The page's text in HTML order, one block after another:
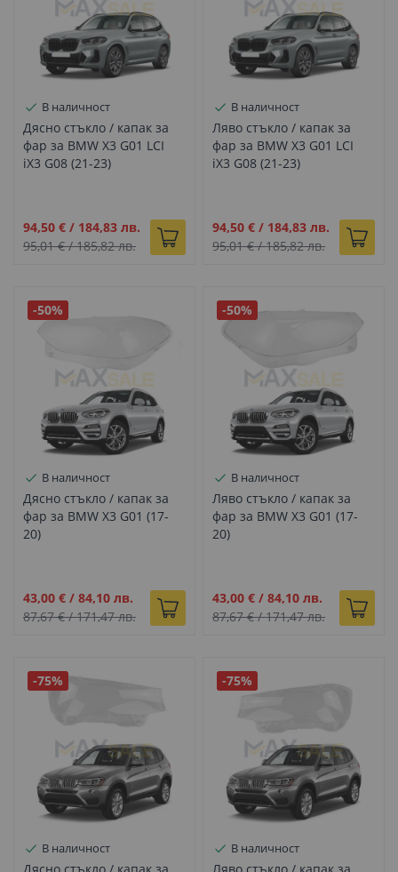
В наличност
Дясно стъкло / капак за
фар за BMW X3 G01 LCI
iX3 G08 (21-23)
Промо
цена
94,50 € / 184,83 лв.
95,01 €/185,82 лв.
В наличност
Ляво стъкло / капак за
фар за BMW X3 G01 LCI
iX3 G08 (21-23)
Промо
цена
94,50 € / 184,83 лв.
95,01 €/185,82 лв.
-50%
В наличност
Дясно стъкло / капак за
фар за BMW X3 G01 (17-
20)
Промо
цена
43,00 € / 84,10 лв.
87,67 €/171,47 лв.
-50%
В наличност
Ляво стъкло / капак за
фар за BMW X3 G01 (17-
20)
Промо
цена
43,00 € /84,10 лв.
87,67 €/171,47 лв.
-75%
В наличност
-75%
В наличност